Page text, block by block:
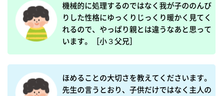
機械的に処理するのではなく我が子ののんび
りした性格にゆっくりじっくり暖かく見てく
れるので、やっぱり親とは違うなあと思って
います。［小３父兄］
ほめることの大切さを教えてくださいます。
先生の言うとおり、子供だけではなく主人の